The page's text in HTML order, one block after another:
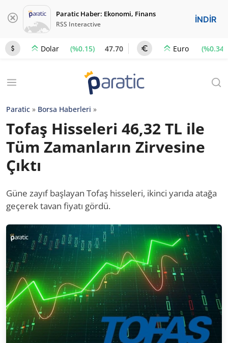
Paratic Haber: Ekonomi, Finans
RSS Interactive İNDİR
Dolar (%0.15) 47.70 Euro (%0.34)
Paratic » Borsa Haberleri »
Tofaş Hisseleri 46,32 TL ile
Tüm Zamanların Zirvesine
Çıktı
Güne zayıf başlayan Tofaş hisseleri, ikinci yarıda atağa
geçerek tavan fiyatı gördü.